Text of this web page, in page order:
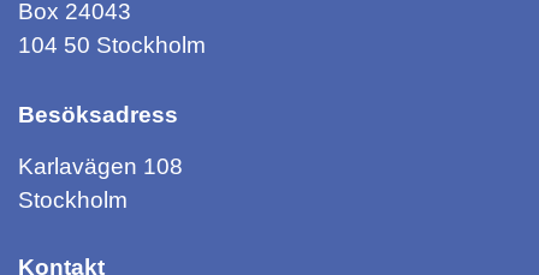
Box 24043
104 50 Stockholm
Besöksadress
Karlavägen 108
Stockholm
Kontakt